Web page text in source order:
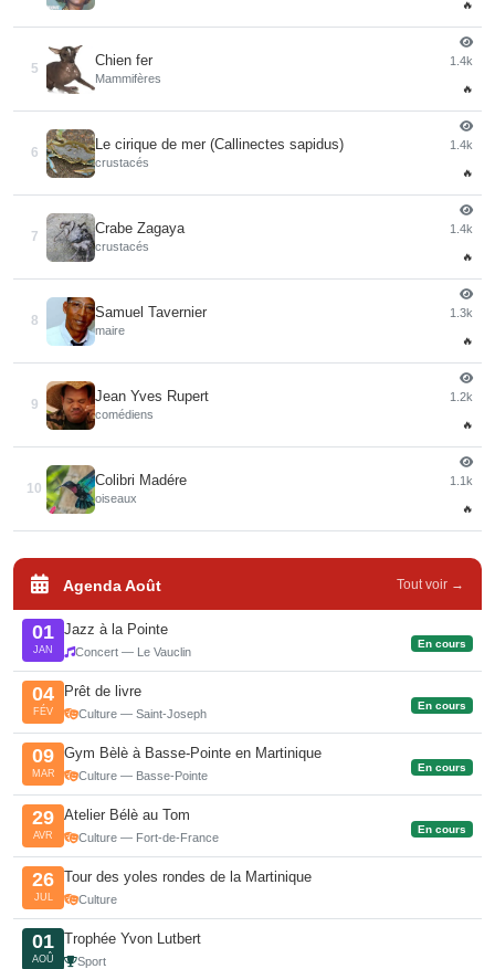
🔥
5
Chien fer
Mammifères
1.4k
🔥
6
Le cirique de mer (Callinectes sapidus)
crustacés
1.4k
🔥
7
Crabe Zagaya
crustacés
1.4k
🔥
8
Samuel Tavernier
maire
1.3k
🔥
9
Jean Yves Rupert
comédiens
1.2k
🔥
10
Colibri Madére
oiseaux
1.1k
🔥
Agenda Août Tout voir →
01
JAN
Jazz à la Pointe
Concert — Le Vauclin
En cours
04
FÉV
Prêt de livre
Culture — Saint-Joseph
En cours
09
MAR
Gym Bèlè à Basse-Pointe en Martinique
Culture — Basse-Pointe
En cours
29
AVR
Atelier Bélè au Tom
Culture — Fort-de-France
En cours
26
JUL
Tour des yoles rondes de la Martinique
Culture
01
AOÛ
Trophée Yvon Lutbert
Sport